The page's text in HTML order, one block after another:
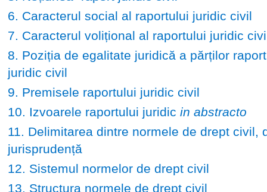
6. Caracterul social al raportului juridic civil
7. Caracterul volițional al raportului juridic
8. Poziția de egalitate juridică a părților
juridic civil
9. Premisele raportului juridic civil
10. Izvoarele raportului juridic in abstracto
11. Delimitarea dintre normele de drept civil,
jurisprudență
12. Sistemul normelor de drept civil
13. Structura normele de drept civil